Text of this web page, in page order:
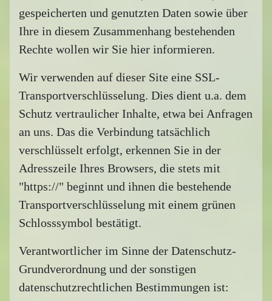
gespeicherten und genutzten Daten sowie über
Ihre in diesem Zusammenhang bestehenden
Rechte wollen wir Sie hier informieren.
Wir verwenden auf dieser Site eine SSL-
Transportverschlüsselung. Dies dient u.a. dem
Schutz vertraulicher Inhalte, etwa bei Anfragen
an uns. Das die Verbindung tatsächlich
verschlüsselt erfolgt, erkennen Sie in der
Adresszeile Ihres Browsers, die stets mit
"https://" beginnt und ihnen die bestehende
Transportverschlüsselung mit einem grünen
Schlosssymbol bestätigt.
Verantwortlicher im Sinne der Datenschutz-
Grundverordnung und der sonstigen
datenschutzrechtlichen Bestimmungen ist: